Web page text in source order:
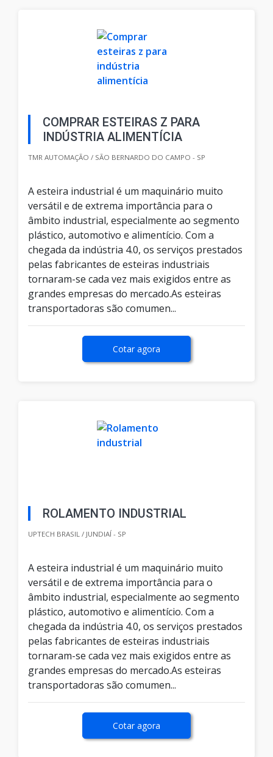
COMPRAR ESTEIRAS Z PARA
INDÚSTRIA ALIMENTÍCIA
TMR AUTOMAÇÃO / SÃO BERNARDO DO CAMPO - SP
A esteira industrial é um maquinário muito
versátil e de extrema importância para o
âmbito industrial, especialmente ao segmento
plástico, automotivo e alimentício. Com a
chegada da indústria 4.0, os serviços prestados
pelas fabricantes de esteiras industriais
tornaram-se cada vez mais exigidos entre as
grandes empresas do mercado.As esteiras
transportadoras são comumen...
Cotar agora
ROLAMENTO INDUSTRIAL
UPTECH BRASIL / JUNDIAÍ - SP
A esteira industrial é um maquinário muito
versátil e de extrema importância para o
âmbito industrial, especialmente ao segmento
plástico, automotivo e alimentício. Com a
chegada da indústria 4.0, os serviços prestados
pelas fabricantes de esteiras industriais
tornaram-se cada vez mais exigidos entre as
grandes empresas do mercado.As esteiras
transportadoras são comumen...
Cotar agora